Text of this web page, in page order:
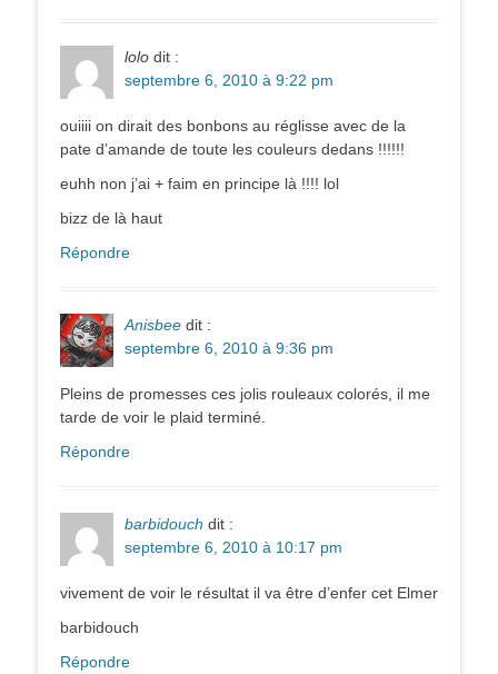
lolo dit :
septembre 6, 2010 à 9:22 pm
ouiiii on dirait des bonbons au réglisse avec de la
pate d’amande de toute les couleurs dedans !!!!!!
euhh non j’ai + faim en principe là !!!! lol
bizz de là haut
Répondre
Anisbee dit :
septembre 6, 2010 à 9:36 pm
Pleins de promesses ces jolis rouleaux colorés, il me
tarde de voir le plaid terminé.
Répondre
barbidouch dit :
septembre 6, 2010 à 10:17 pm
vivement de voir le résultat il va être d’enfer cet Elmer
barbidouch
Répondre